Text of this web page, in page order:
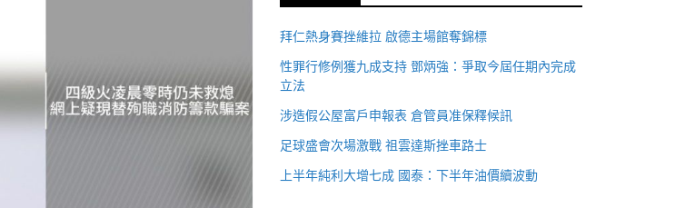
拜仁熱身賽挫維拉 啟德主場館奪錦標
性罪行修例獲九成支持 鄧炳強：爭取今屆任期內完成
立法
涉造假公屋富戶申報表 倉管員准保釋候訊
足球盛會次場激戰 祖雲達斯挫車路士
上半年純利大增七成 國泰：下半年油價續波動